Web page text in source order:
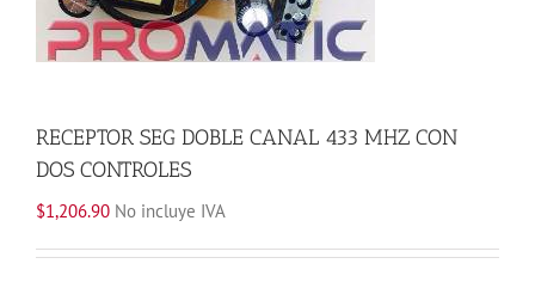
RECEPTOR SEG DOBLE CANAL 433 MHZ CON
DOS CONTROLES
$1,206.90 No incluye IVA